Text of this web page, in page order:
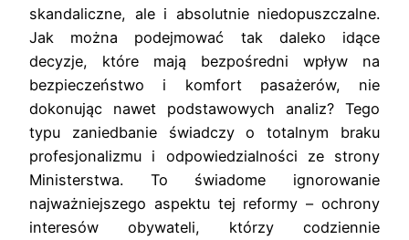
skandaliczne, ale i absolutnie niedopuszczalne.
Jak można podejmować tak daleko idące
decyzje, które mają bezpośredni wpływ na
bezpieczeństwo i komfort pasażerów, nie
dokonując nawet podstawowych analiz? Tego
typu zaniedbanie świadczy o totalnym braku
profesjonalizmu i odpowiedzialności ze strony
Ministerstwa. To świadome ignorowanie
najważniejszego aspektu tej reformy – ochrony
interesów obywateli, którzy codziennie